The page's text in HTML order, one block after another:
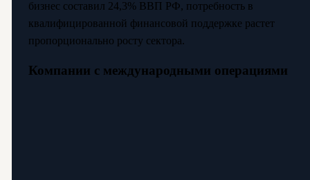
бизнес составил 24,3% ВВП РФ, потребность в
квалифицированной финансовой поддержке растет
пропорционально росту сектора.
Компании с международными операциями